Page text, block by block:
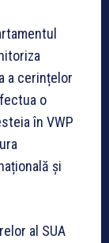
a cerințelor
o
în VWP
și
al SUA